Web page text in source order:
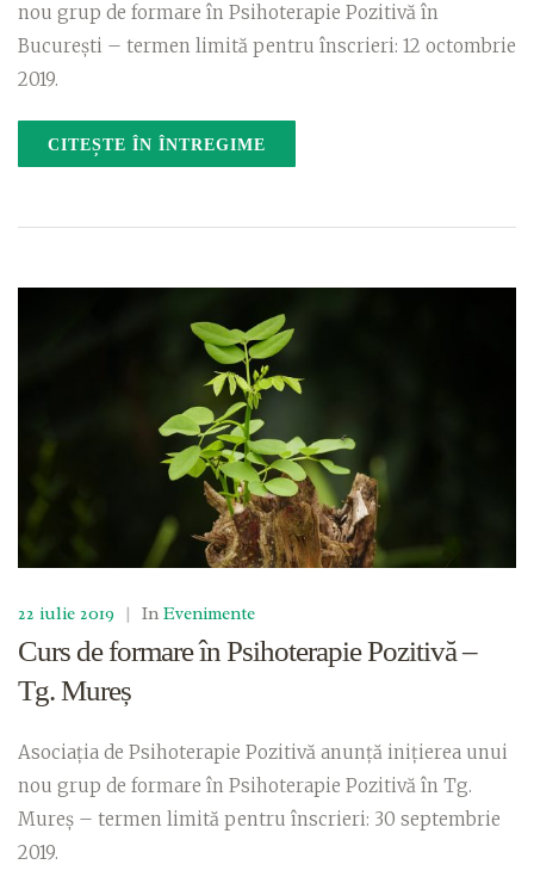
nou grup de formare în Psihoterapie Pozitivă în
București – termen limită pentru înscrieri: 12 octombrie
2019.
CITEȘTE ÎN ÎNTREGIME
22 iulie 2019 | In Evenimente
Curs de formare în Psihoterapie Pozitivă –
Tg. Mureș
Asociația de Psihoterapie Pozitivă anunță inițierea unui
nou grup de formare în Psihoterapie Pozitivă în Tg.
Mureș – termen limită pentru înscrieri: 30 septembrie
2019.